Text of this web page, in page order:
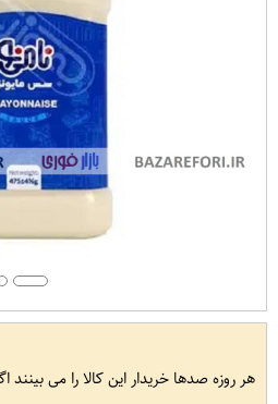
هر روزه صدها خریدار این کالا را می بینند